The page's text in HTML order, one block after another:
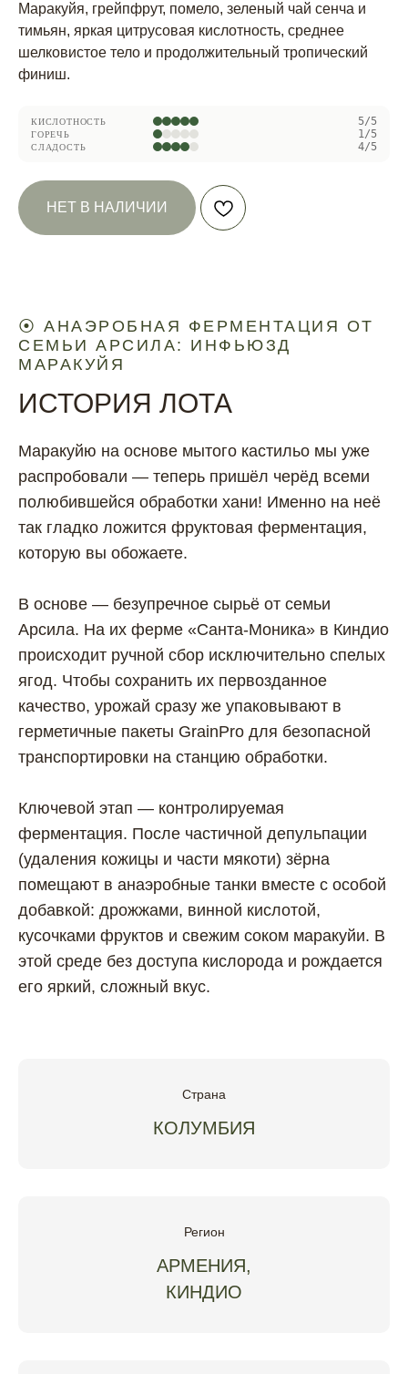
Маракуйя, грейпфрут, помело, зеленый чай сенча и
тимьян, яркая цитрусовая кислотность, среднее
шелковистое тело и продолжительный тропический
финиш.
КИСЛОТНОСТЬ 5/5
ГОРЕЧЬ 1/5
СЛАДОСТЬ 4/5
НЕТ В НАЛИЧИИ
⦿ АНАЭРОБНАЯ ФЕРМЕНТАЦИЯ ОТ
СЕМЬИ АРСИЛА: ИНФЬЮЗД
МАРАКУЙЯ
ИСТОРИЯ ЛОТА
Маракуйю на основе мытого кастильо мы уже
распробовали — теперь пришёл черёд всеми
полюбившейся обработки хани! Именно на неё
так гладко ложится фруктовая ферментация,
которую вы обожаете.
В основе — безупречное сырьё от семьи
Арсила. На их ферме «Санта-Моника» в Киндио
происходит ручной сбор исключительно спелых
ягод. Чтобы сохранить их первозданное
качество, урожай сразу же упаковывают в
герметичные пакеты GrainPro для безопасной
транспортировки на станцию обработки.
Ключевой этап — контролируемая
ферментация. После частичной депульпации
(удаления кожицы и части мякоти) зёрна
помещают в анаэробные танки вместе с особой
добавкой: дрожжами, винной кислотой,
кусочками фруктов и свежим соком маракуйи. В
этой среде без доступа кислорода и рождается
его яркий, сложный вкус.
Страна
КОЛУМБИЯ
Регион
АРМЕНИЯ,
КИНДИО